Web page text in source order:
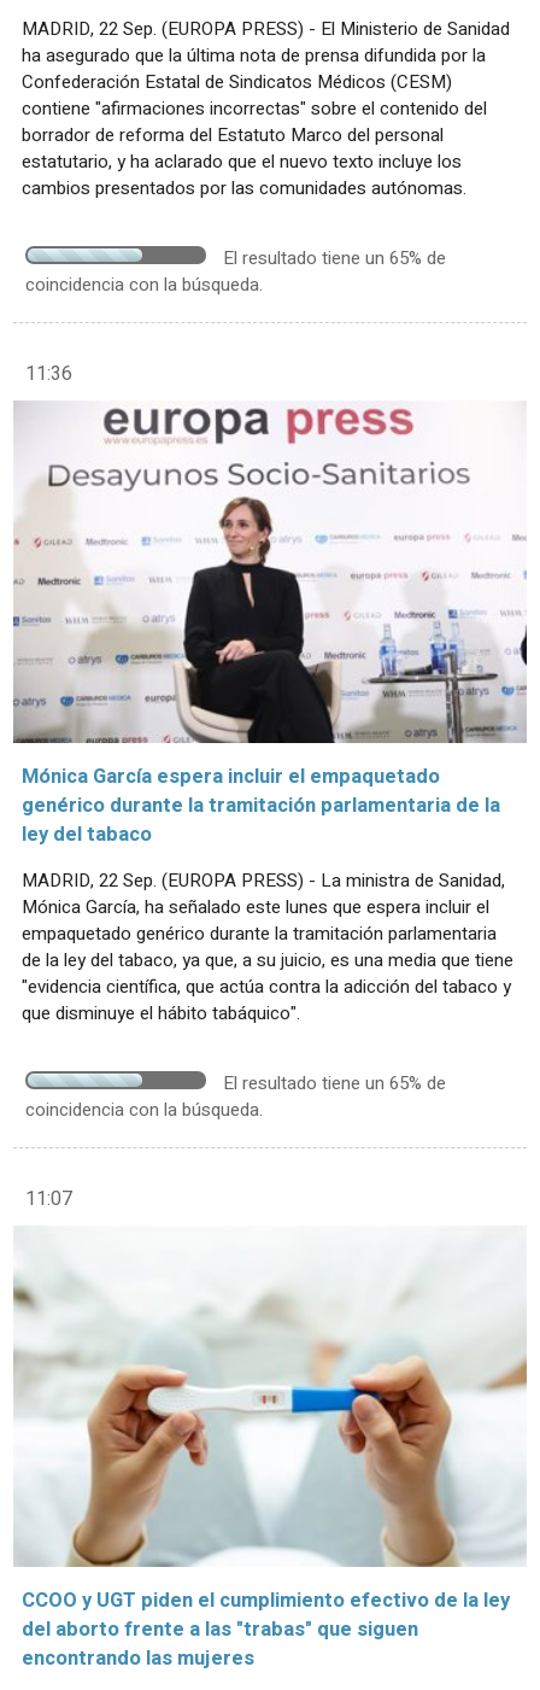
MADRID, 22 Sep. (EUROPA PRESS) - El Ministerio de Sanidad
ha asegurado que la última nota de prensa difundida por la
Confederación Estatal de Sindicatos Médicos (CESM)
contiene "afirmaciones incorrectas" sobre el contenido del
borrador de reforma del Estatuto Marco del personal
estatutario, y ha aclarado que el nuevo texto incluye los
cambios presentados por las comunidades autónomas.
El resultado tiene un 65% de
coincidencia con la búsqueda.
11:36
Mónica García espera incluir el empaquetado
genérico durante la tramitación parlamentaria de la
ley del tabaco
MADRID, 22 Sep. (EUROPA PRESS) - La ministra de Sanidad,
Mónica García, ha señalado este lunes que espera incluir el
empaquetado genérico durante la tramitación parlamentaria
de la ley del tabaco, ya que, a su juicio, es una media que tiene
"evidencia científica, que actúa contra la adicción del tabaco y
que disminuye el hábito tabáquico".
El resultado tiene un 65% de
coincidencia con la búsqueda.
11:07
CCOO y UGT piden el cumplimiento efectivo de la ley
del aborto frente a las "trabas" que siguen
encontrando las mujeres